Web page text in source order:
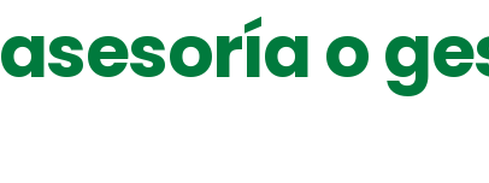
asesoría o